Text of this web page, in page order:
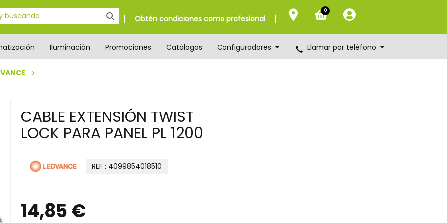
Obtén condiciones como profesional
0
Iluminación Promociones Catálogos Configuradores Llamar por teléfono
CABLE EXTENSIÓN TWIST
LOCK PARA PANEL PL 1200
REF : 4099854018510
14,85 €